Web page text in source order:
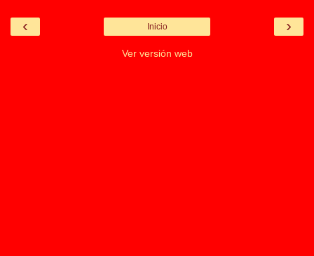
‹ ›
Inicio
Ver versión web